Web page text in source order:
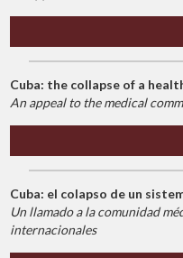
Cuba: the collapse of a
An appeal to the medical
Cuba: el colapso de un
Un llamado a la comunidad
internacionales